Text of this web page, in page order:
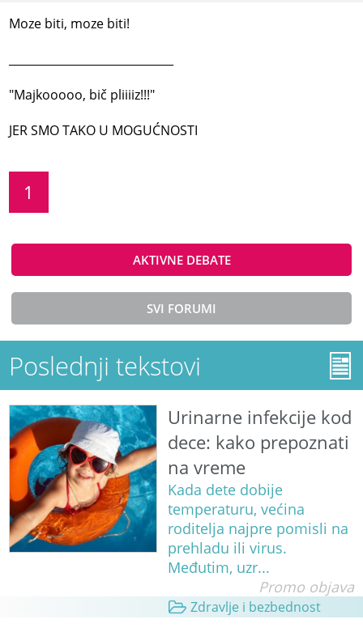
Moze biti, moze biti!
"Majkooooo, bič pliiiiz!!!"
JER SMO TAKO U MOGUĆNOSTI
1
AKTIVNE DEBATE
SVI FORUMI
Poslednji tekstovi
Urinarne infekcije kod
dece: kako prepoznati
na vreme
Kada dete dobije
temperaturu, većina
roditelja najpre pomisli na
prehladu ili virus.
Međutim, uzr...
Promo objava
Zdravlje i bezbednost